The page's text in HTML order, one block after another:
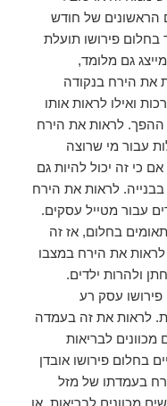
הראשונים של חודש
פירושו תועלת
גם מלומד,
את הירח בנקודה
ואילו לראות אותו
ההפך. לראות את הירח
עבור מי שרוצה
כי זה יכול להיות גם
לראות את הירח
עבור מטייל עסקים.
בחלום, אז זה
לראות את הירח במצבו
ולהרות ילדים.
עסק רע
לראות את זה בעמדה
לבריאות
בחלום פירושו אובדן
בעמדתו של מזל
מכוונים לבריאות, או